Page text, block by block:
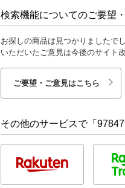
検索機能についてのご要望
お探しの商品は見つかりましたで
いただいたご意見は今後のサイト
ご要望・ご意見はこちら
その他のサービスで「